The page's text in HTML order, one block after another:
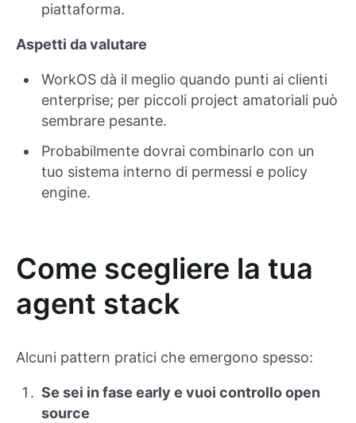
piattaforma.
Aspetti da valutare
WorkOS dà il meglio quando punti ai clienti
enterprise; per piccoli project amatoriali può
sembrare pesante.
Probabilmente dovrai combinarlo con un
tuo sistema interno di permessi e policy
engine.
Come scegliere la tua
agent stack
Alcuni pattern pratici che emergono spesso:
Se sei in fase early e vuoi controllo open
source